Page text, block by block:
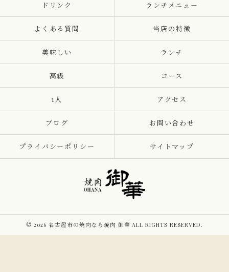
ドリンク ランチメニュー
よくある質問 当店の特徴
美味しい ランチ
高級 コース
1人 アクセス
ブログ お問い合わせ
プライバシーポリシー サイトマップ
© 2026 名古屋市の焼肉なら焼肉 御華 ALL RIGHTS RESERVED.